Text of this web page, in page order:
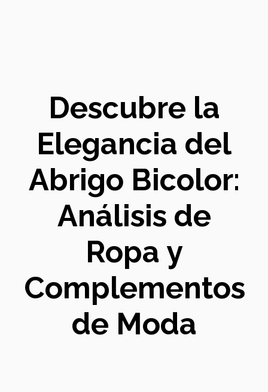
Descubre la
Elegancia del
Abrigo Bicolor:
Análisis de
Ropa y
Complementos
de Moda